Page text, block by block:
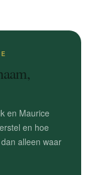
en Maurice
en hoe
alleen waar